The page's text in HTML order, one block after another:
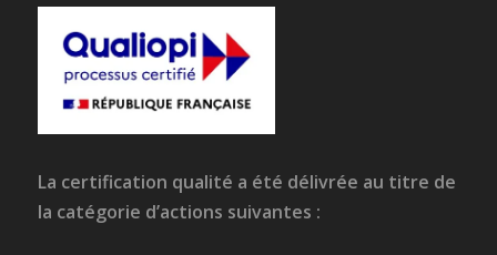
La certification qualité a été délivrée au titre de
la catégorie d’actions suivantes :